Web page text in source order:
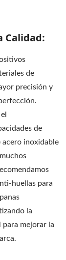
Calidad:
de
precisión y
de
acero inoxidable
huellas para
la
mejorar la